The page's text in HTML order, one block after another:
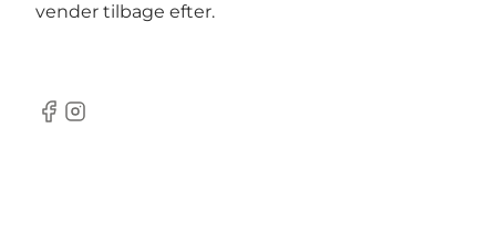
vender tilbage efter.
Facebook
Instagram